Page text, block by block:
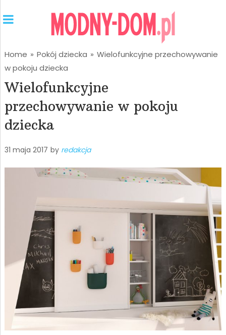
Home » Pokój dziecka » Wielofunkcyjne przechowywanie
w pokoju dziecka
Wielofunkcyjne
przechowywanie w pokoju
dziecka
31 maja 2017 by redakcja